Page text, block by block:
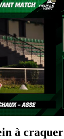
à craquer